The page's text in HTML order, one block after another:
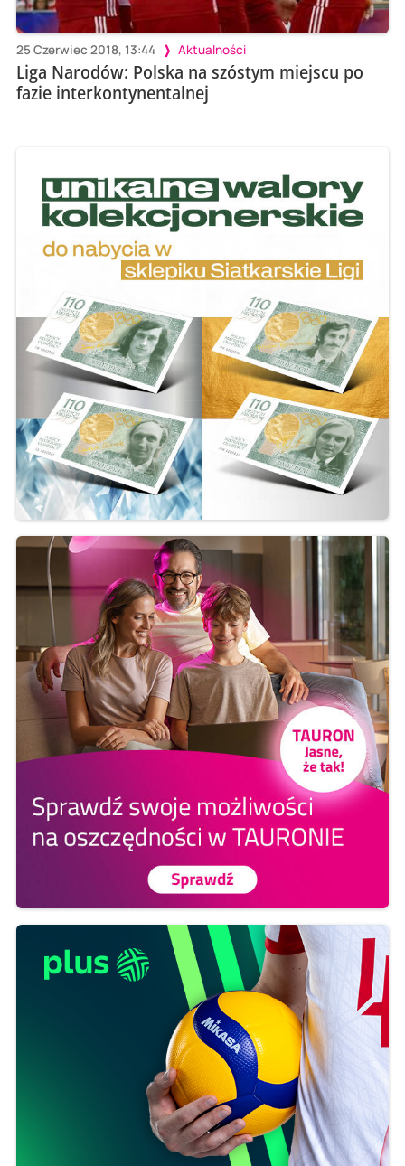
25 Czerwiec 2018, 13:44 Aktualności
Liga Narodów: Polska na szóstym miejscu po
fazie interkontynentalnej